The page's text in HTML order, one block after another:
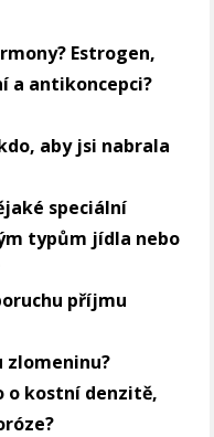
Estrogen,
a antikoncepci?
aby jsi nabrala
speciální
typům jídla nebo
příjmu
zlomeninu?
o kostní denzitě,